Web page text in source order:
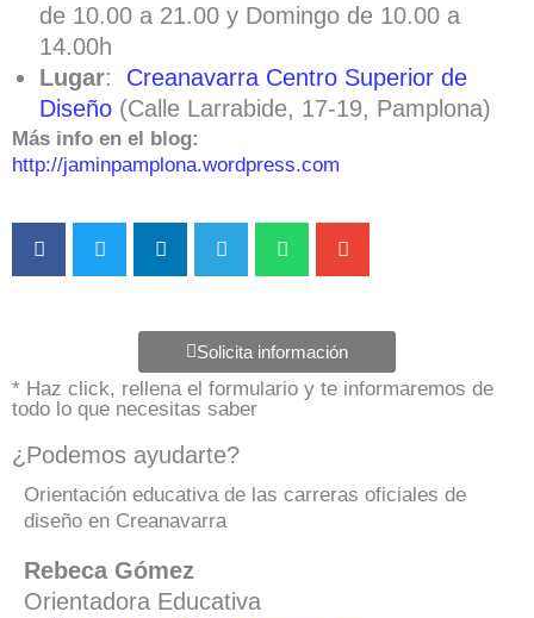
de 10.00 a 21.00 y Domingo de 10.00 a
14.00h
Lugar: Creanavarra Centro Superior de
Diseño (Calle Larrabide, 17-19, Pamplona)
Más info en el blog:
http://jaminpamplona.wordpress.com
Solicita información
* Haz click, rellena el formulario y te informaremos de
todo lo que necesitas saber
¿Podemos ayudarte?
Orientación educativa de las carreras oficiales de
diseño en Creanavarra
Rebeca Gómez
Orientadora Educativa